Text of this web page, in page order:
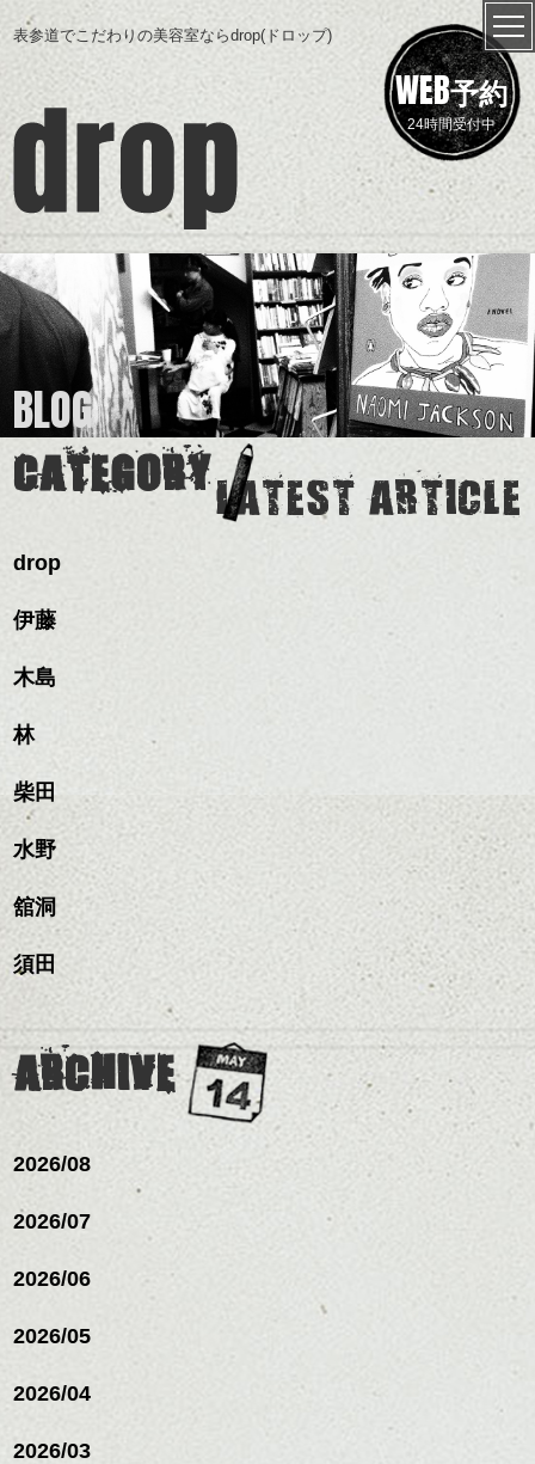
表参道でこだわりの美容室ならdrop(ドロップ)
WEB予約
24時間受付中
BLOG
LATEST ARTICLE
CATEGORY
drop
伊藤
木島
林
柴田
水野
舘洞
須田
ARCHIVE
2026/08
2026/07
2026/06
2026/05
2026/04
2026/03